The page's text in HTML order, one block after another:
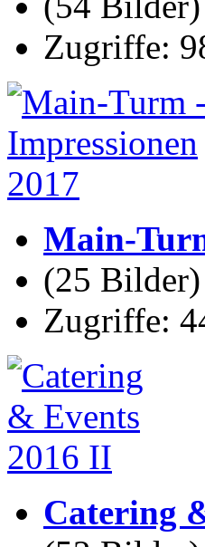
Zugriffe:
Main-
(25 Bilder)
Zugriffe:
Catering